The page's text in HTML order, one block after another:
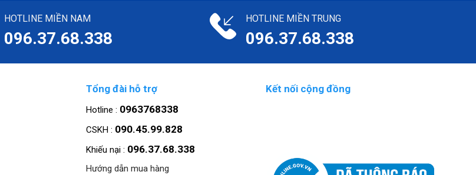
HOTLINE MIỀN NAM
096.37.68.338
HOTLINE MIỀN TRUNG
096.37.68.338
Tổng đài hỗ trợ
Hotline : 0963768338
CSKH : 090.45.99.828
Khiếu nại : 096.37.68.338
Hướng dẫn mua hàng
Kết nối cộng đồng